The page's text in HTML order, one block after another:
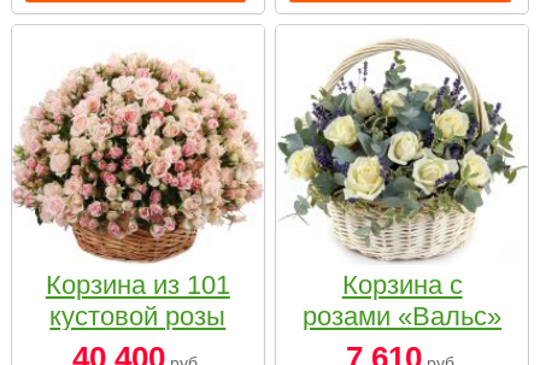
Корзина из 101
кустовой розы
нежных тонов
Корзина с
розами «Вальс»